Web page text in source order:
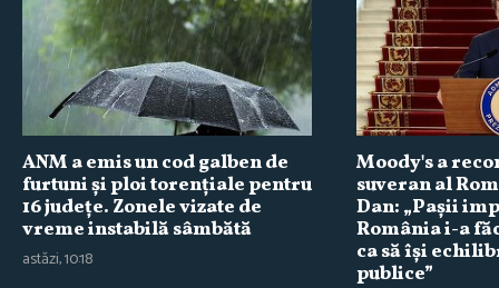
ANM a emis un cod galben de
furtuni şi ploi torenţiale pentru
16 judeţe. Zonele vizate de
vreme instabilă sâmbătă
astăzi, 10:18
Moody's a
suveran al
Dan: „Paşii
România i-a
ca să îşi
publice”